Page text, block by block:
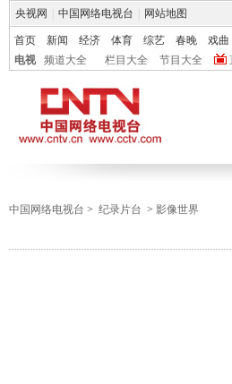
央视网 中国网络电视台 网站地图
首页 新闻 经济 体育 综艺 春晚 戏曲
电视
频道大全 栏目大全 节目大全
中国网络电视台 > 纪录片台 > 影像世界